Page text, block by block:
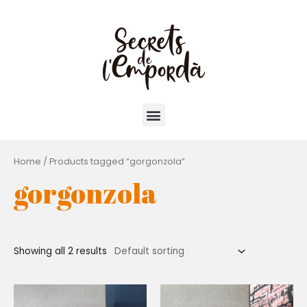
Home / Products tagged “gorgonzola”
gorgonzola
Showing all 2 results